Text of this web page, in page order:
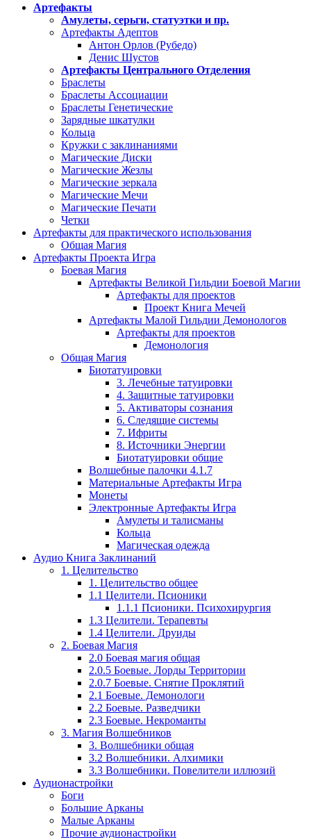
Артефакты
Амулеты, серьги, статуэтки и пр.
Артефакты Адептов
Антон Орлов (Рубедо)
Денис Шустов
Артефакты Центрального Отделения
Браслеты
Браслеты Ассоциации
Браслеты Генетические
Зарядные шкатулки
Кольца
Кружки с заклинаниями
Магические Диски
Магические Жезлы
Магические зеркала
Магические Мечи
Магические Печати
Четки
Артефакты для практического использования
Общая Магия
Артефакты Проекта Игра
Боевая Магия
Артефакты Великой Гильдии Боевой Магии
Артефакты для проектов
Проект Книга Мечей
Артефакты Малой Гильдии Демонологов
Артефакты для проектов
Демонология
Общая Магия
Биотатуировки
3. Лечебные татуировки
4. Защитные татуировки
5. Активаторы сознания
6. Следящие системы
7. Ифриты
8. Источники Энергии
Биотатуировки общие
Волшебные палочки 4.1.7
Материальные Артефакты Игра
Монеты
Электронные Артефакты Игра
Амулеты и талисманы
Кольца
Магическая одежда
Аудио Книга Заклинаний
1. Целительство
1. Целительство общее
1.1 Целители. Псионики
1.1.1 Псионики. Психохирургия
1.3 Целители. Терапевты
1.4 Целители. Друиды
2. Боевая Магия
2.0 Боевая магия общая
2.0.5 Боевые. Лорды Территории
2.0.7 Боевые. Снятие Проклятий
2.1 Боевые. Демонологи
2.2 Боевые. Разведчики
2.3 Боевые. Некроманты
3. Магия Волшебников
3. Волшебники общая
3.2 Волшебники. Алхимики
3.3 Волшебники. Повелители иллюзий
Аудионастройки
Боги
Большие Арканы
Малые Арканы
Прочие аудионастройки